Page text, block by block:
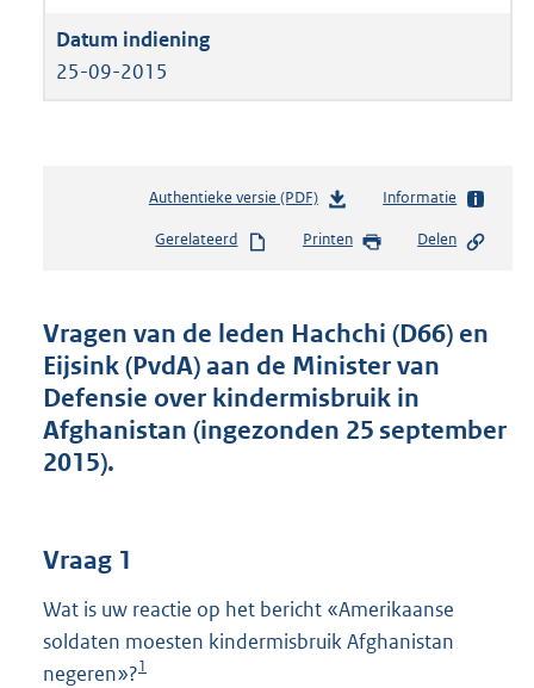
25-09-2015
Authentieke versie (PDF)b
s
d
s
g
r
0
K
Informatie
Gerelateerd Printen Delen
Vragen van de leden Hachchi (D66) en
Eijsink (PvdA) aan de Minister van
Defensie over kindermisbruik in
Afghanistan (ingezonden 25 september
2015).
Vraag 1
Wat is uw reactie op het bericht «Amerikaanse
soldaten moesten kindermisbruik Afghanistan
negeren»?1